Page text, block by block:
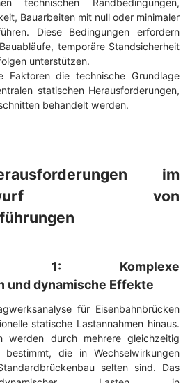
technischen Randbedingungen,
Bauarbeiten mit null oder minimaler
Diese Bedingungen erfordern
temporäre Standsicherheit
unterstützen.
Faktoren die technische Grundlage
statischen Herausforderungen,
behandelt werden.
im
von
1: Komplexe
und dynamische Effekte
für Eisenbahnbrücken
statische Lastannahmen hinaus.
werden durch mehrere gleichzeitig
bestimmt, die in Wechselwirkungen
selten sind. Das